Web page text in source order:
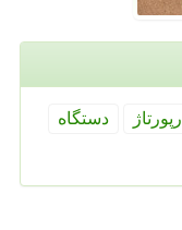
رپورتاژ
دستگاه